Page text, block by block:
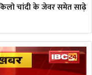
चांदी के जेवर समेत साढ़े